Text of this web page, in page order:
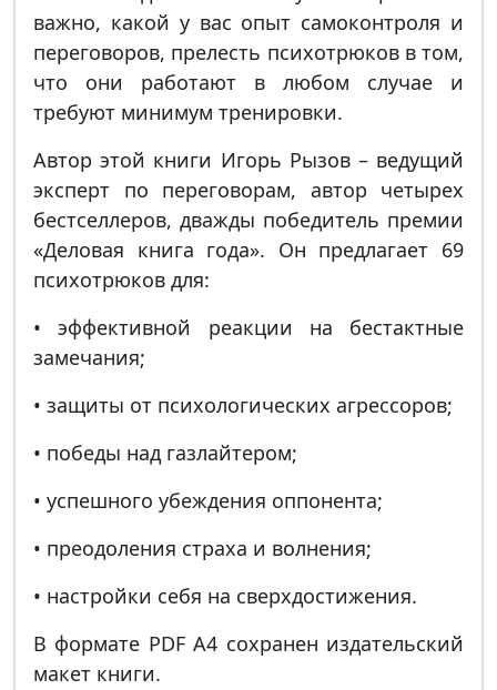
важно, какой у вас опыт самоконтроля и
переговоров, прелесть психотрюков в том,
что они работают в любом случае и
требуют минимум тренировки.
Автор этой книги Игорь Рызов – ведущий
эксперт по переговорам, автор четырех
бестселлеров, дважды победитель премии
«Деловая книга года». Он предлагает 69
психотрюков для:
• эффективной реакции на бестактные
замечания;
• защиты от психологических агрессоров;
• победы над газлайтером;
• успешного убеждения оппонента;
• преодоления страха и волнения;
• настройки себя на сверхдостижения.
В формате PDF A4 сохранен издательский
макет книги.